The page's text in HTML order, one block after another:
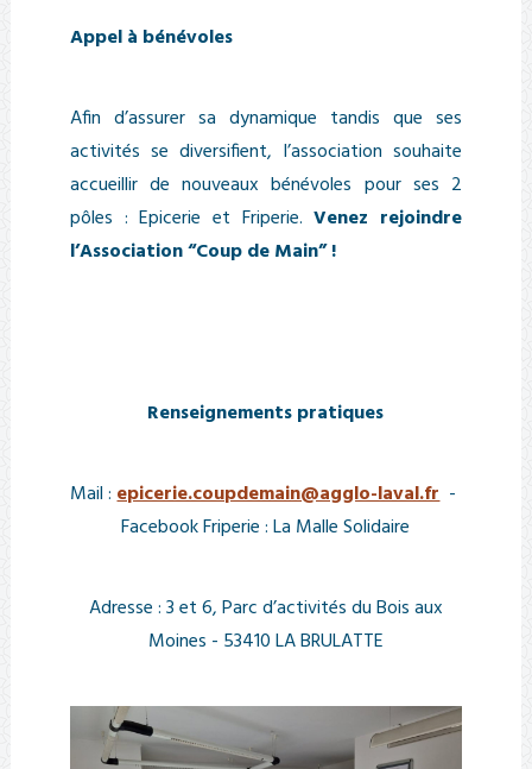
Appel à bénévoles
Afin d’assurer sa dynamique tandis que ses
activités se diversifient, l’association souhaite
accueillir de nouveaux bénévoles pour ses 2
pôles : Epicerie et Friperie.Venez rejoindre
l’Association “Coup de Main” !
Renseignements pratiques
Mail :epicerie.coupdemain@agglo-laval.fr-
Facebook Friperie : La Malle Solidaire
Adresse : 3 et 6, Parc d’activités du Bois aux
Moines - 53410 LA BRULATTE